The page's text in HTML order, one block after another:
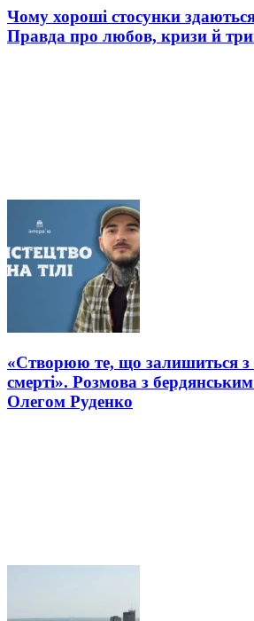
Чому хороші стосунки
Правда про любов, кризи й
«Створюю те, що залишиться
смерті». Розмова з
Олегом Руденко